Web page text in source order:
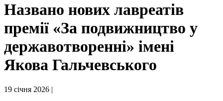
Названо нових лавреатів
премії «За подвижництво у
державотворенні» імені
Якова Гальчевського
19 січня 2026 |